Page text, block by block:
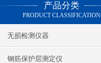
产品分类
PRODUCT CLASSIFICATION
无损检测仪器
钢筋保护层测定仪